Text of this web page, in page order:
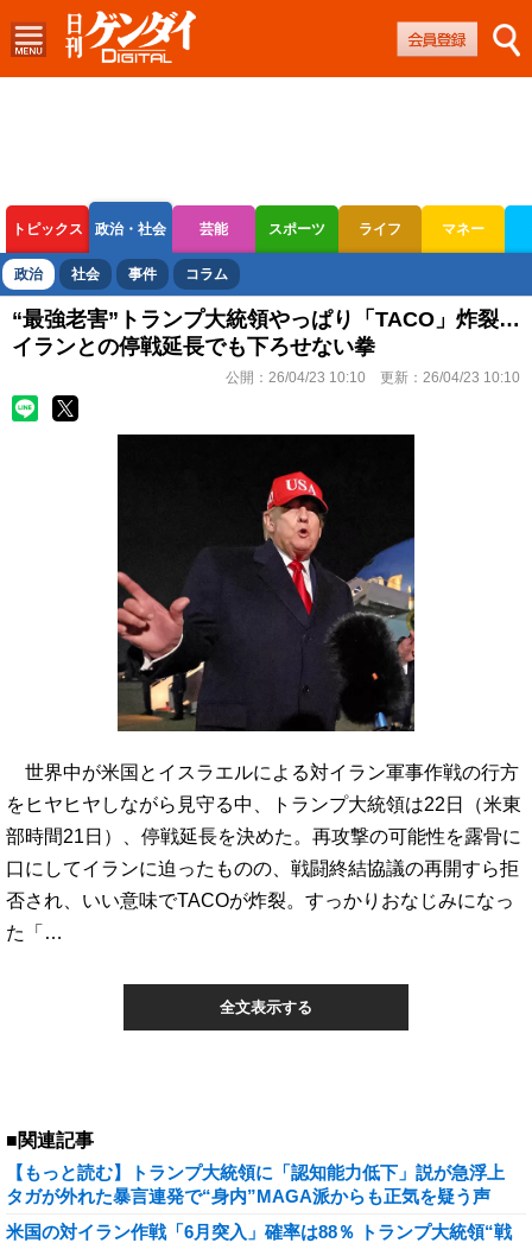
トピックス 政治・社会 芸能 スポーツ ライフ マネー
ボートレース 競輪 オートレース
政治 社会 事件 コラム
“最強老害”トランプ大統領やっぱり「TACO」炸裂…
イランとの停戦延長でも下ろせない拳
公開： 26/04/23 10:10 更新： 26/04/23 10:10
世界中が米国とイスラエルによる対イラン軍事作戦の行方
をヒヤヒヤしながら見守る中、トランプ大統領は22日（米東
部時間21日）、停戦延長を決めた。再攻撃の可能性を露骨に
口にしてイランに迫ったものの、戦闘終結協議の再開すら拒
否され、いい意味でTACOが炸裂。すっかりおなじみになっ
た「…
全文表示する
■関連記事
【もっと読む】トランプ大統領に「認知能力低下」説が急浮上
タガが外れた暴言連発で“身内”MAGA派からも正気を疑う声
米国の対イラン作戦「6月突入」確率は88％ トランプ大統領“戦